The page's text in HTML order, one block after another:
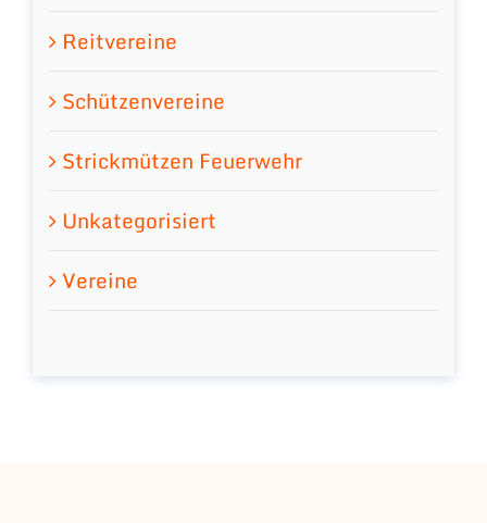
Reitvereine
Schützenvereine
Strickmützen Feuerwehr
Unkategorisiert
Vereine